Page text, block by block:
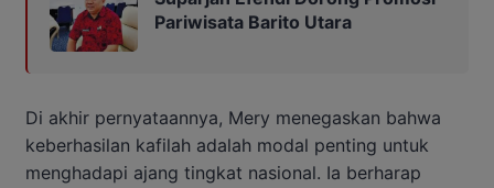
Pariwisata Barito Utara
Di akhir pernyataannya, Mery menegaskan bahwa
keberhasilan kafilah adalah modal penting untuk
menghadapi ajang tingkat nasional. Ia berharap